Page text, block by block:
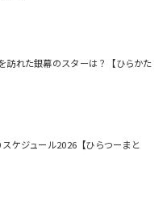
訪れた銀幕のスターは？【ひらかた
ケジュール2026【ひらつーまと